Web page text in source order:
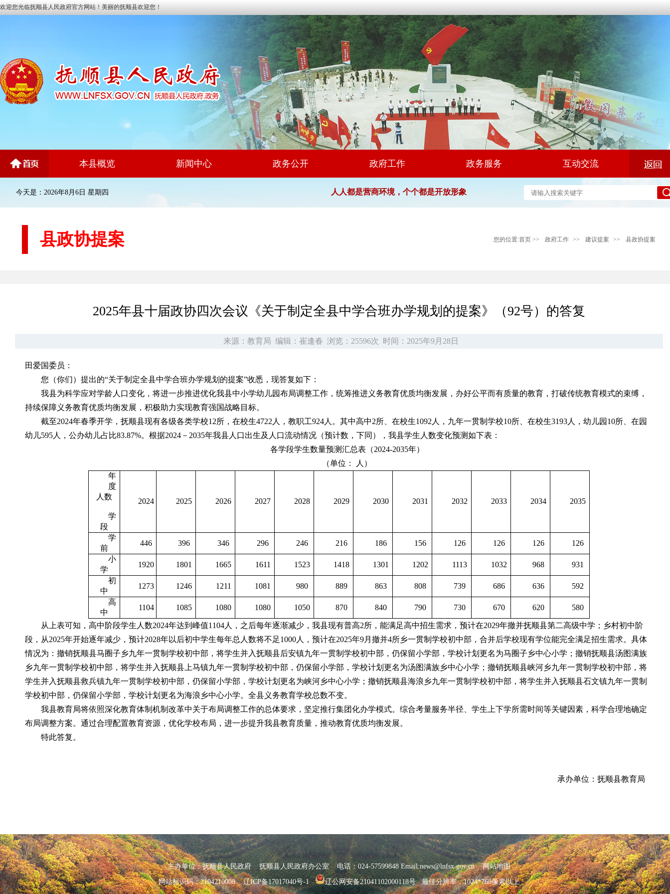
欢迎您光临抚顺县人民政府官方网站！美丽的抚顺县欢迎您！
本县概览 新闻中心 政务公开 政府工作 政务服务 互动交流
今天是：2026年8月6日 星期四 人人都是营商环境，个个都是开放形象
县政协提案 您的位置:首页 >> 政府工作 >> 建议提案 >> 县政协提案
2025年县十届政协四次会议《关于制定全县中学合班办学规划的提案》（92号）的答复
来源：教育局 编辑：崔逢春 浏览：25596次 时间：2025年9月28日
田爱国委员：
您（你们）提出的“关于制定全县中学合班办学规划的提案”收悉，现答复如下：
我县为科学应对学龄人口变化，将进一步推进优化我县中小学幼儿园布局调整工作，统筹推进义务教育优质均衡发展，办好公平而有质量的教育，打破传统教育模式的束缚，
持续保障义务教育优质均衡发展，积极助力实现教育强国战略目标。
截至2024年春季开学，抚顺县现有各级各类学校12所，在校生4722人，教职工924人。其中高中2所、在校生1092人，九年一贯制学校10所、在校生3193人，幼儿园10所、在园
幼儿595人，公办幼儿占比83.87%。根据2024－2035年我县人口出生及人口流动情况（预计数，下同），我县学生人数变化预测如下表：
各学段学生数量预测汇总表（2024-2035年）
（单位： 人）
年
度
人数
学
段
2024 2025 2026 2027 2028 2029 2030 2031 2032 2033 2034 2035
学
前
446 396 346 296 246 216 186 156 126 126 126
126
小
学
1920 1801 1665 1611 1523 1418 1301 1202 1113 1032 968
931
初
中
1273 1246 1211 1081 980 889 863 808 739 686 636
592
高
中
1104 1085 1080 1080 1050 870 840 790 730 670 620 580
从上表可知，高中阶段学生人数2024年达到峰值1104人，之后每年逐渐减少，我县现有普高2所，能满足高中招生需求，预计在2029年撤并抚顺县第二高级中学；乡村初中阶
段，从2025年开始逐年减少，预计2028年以后初中学生每年总人数将不足1000人，预计在2025年9月撤并4所乡一贯制学校初中部，合并后学校现有学位能完全满足招生需求。具体
情况为：撤销抚顺县马圈子乡九年一贯制学校初中部，将学生并入抚顺县后安镇九年一贯制学校初中部，仍保留小学部，学校计划更名为马圈子乡中心小学；撤销抚顺县汤图满族
乡九年一贯制学校初中部，将学生并入抚顺县上马镇九年一贯制学校初中部，仍保留小学部，学校计划更名为汤图满族乡中心小学；撤销抚顺县峡河乡九年一贯制学校初中部，将
学生并入抚顺县救兵镇九年一贯制学校初中部，仍保留小学部，学校计划更名为峡河乡中心小学；撤销抚顺县海浪乡九年一贯制学校初中部，将学生并入抚顺县石文镇九年一贯制
学校初中部，仍保留小学部，学校计划更名为海浪乡中心小学。全县义务教育学校总数不变。
我县教育局将依照深化教育体制机制改革中关于布局调整工作的总体要求，坚定推行集团化办学模式。综合考量服务半径、学生上下学所需时间等关键因素，科学合理地确定
布局调整方案。通过合理配置教育资源，优化学校布局，进一步提升我县教育质量，推动教育优质均衡发展。
特此答复。
承办单位：抚顺县教育局
主办单位：抚顺县人民政府 抚顺县人民政府办公室 电话：024-57599848 Email:news@lnfsx.gov.cn网站地图
网站标识码：2104210008辽ICP备17017040号-1 辽公网安备21041102000118号最佳分辨率：1024*768像素以上